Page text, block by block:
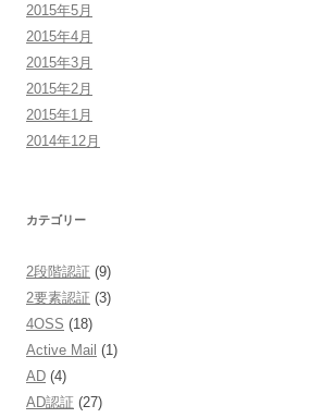
2015年5月
2015年4月
2015年3月
2015年2月
2015年1月
2014年12月
カテゴリー
2段階認証 (9)
2要素認証 (3)
4OSS (18)
Active Mail (1)
AD (4)
AD認証 (27)